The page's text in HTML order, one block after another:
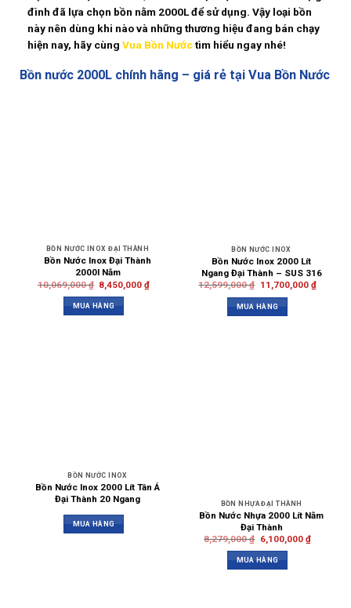
đình đã lựa chọn bồn nằm 2000Lđể sử dụng. Vậy loại bồn
này nên dùng khi nào và những thương hiệu đang bán chạy
hiện nay, hãy cùng Vua Bồn Nướctìm hiểu ngay nhé!
Bồn nước 2000L chính hãng – giá rẻ tại Vua Bồn Nước
BỒN NƯỚC INOX ĐẠI THÀNH
Bồn Nước Inox Đại Thành
2000l Nằm
10,069,000₫ 8,450,000₫
MUA HÀNG
BỒN NƯỚC INOX
Bồn Nước Inox 2000 Lít
Ngang Đại Thành – SUS 316
12,599,000₫ 11,700,000 ₫
MUA HÀNG
BỒN NƯỚC INOX
Bồn Nước Inox 2000 Lít Tân Á
Đại Thành 20 Ngang
MUA HÀNG
BỒN NHỰA ĐẠI THÀNH
Bồn Nước Nhựa 2000 Lít Nằm
Đại Thành
8,279,000₫ 6,100,000 ₫
MUA HÀNG